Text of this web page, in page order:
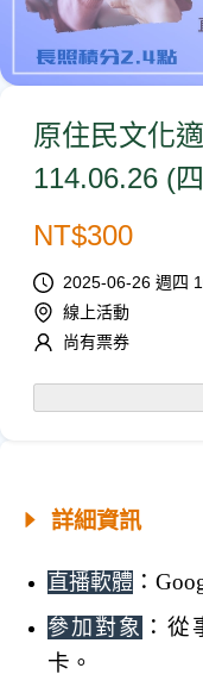
詳細資訊
直播軟體 ：
參加對象 ：
卡 。
原住民文化
114.06.26 (
NT$300
2025-06-26 週四
線上活動
尚有票券